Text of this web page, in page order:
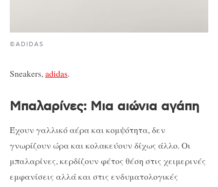
©ADIDAS
Sneakers, adidas.
Μπαλαρίνες: Μια αιώνια αγάπη
Έχουν γαλλικό αέρα και κομψότητα, δεν
γνωρίζουν ώρα και κολακεύουν δίχως άλλο. Οι
μπαλαρίνες, κερδίζουν φέτος θέση στις χειμερινές
εμφανίσεις αλλά και στις ενδυματολογικές